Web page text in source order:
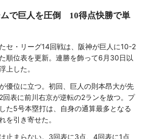
ムで巨人を圧倒 10得点快勝で単
セ・リーグ14回戦は、阪神が巨人に10-2
順位表を更新。連勝を飾って6月30日以
上した。
優位に立つ。初回、巨人の則本昂大が先
回表に前川右京が逆転の2ランを放つ。プ
た5号本塁打は、自身の通算最多となる
を引き寄せた。
止まらない。3回表に3点、4回表に1点